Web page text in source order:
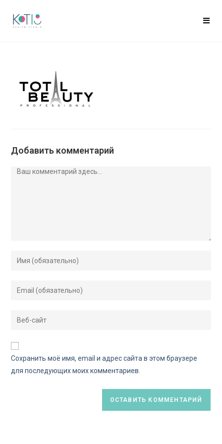
Добавить комментарий
Сохранить моё имя, email и адрес сайта в этом браузере
для последующих моих комментариев.